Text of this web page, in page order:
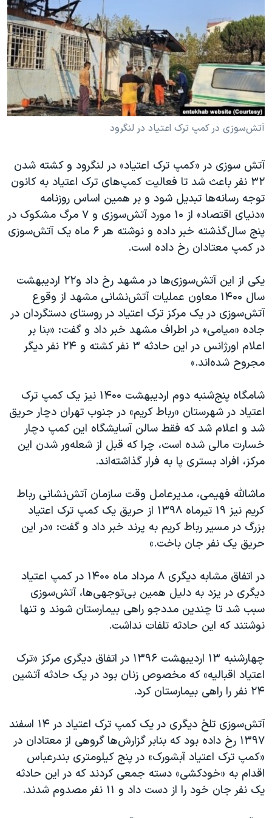
حقوق شهروندی
اقتصادی
علم و فناوری
اسرائیل در جنگ
انتخابات ریاست جمهوری آمریکا ۲۰۲۴
حمله جمهوری اسلامی به اسرائیل
رمز مهسا
ورزش زنان در ایران
تریبونال مردمی آبان ۹۸
دادگاه حمید نوری
چهل سال گروگان‌گیری
قانون شفافیت دارائی کادر رهبری ایران
اعتراضات مردمی آبان ۹۸
اسرائیل در جنگ
نرگس محمدی برنده جایزه نوبل صلح
همایش محافظه‌کاران آمریکا «سی‌پک»
صفحه‌های ویژه
سفر پرزیدنت ترامپ به چین
زبانهای مختلف
آتش‌سوزی در کمپ ترک اعتیاد در لنگرود
آتش سوزی در «کمپ ترک اعتیاد» در لنگرود و کشته شدن
۳۲ نفر باعث شد تا فعالیت کمپ‌های ترک اعتیاد به کانون
توجه رسانه‌ها تبدیل شود و بر همین اساس روزنامه
«دنیای اقتصاد» از ۱۰ مورد آتش‌سوزی و ۷ مرگ مشکوک در
پنج ‌سال‌گذشته خبر داده و نوشته هر ۶ ماه یک آتش‌سوزی
در کمپ معتادان رخ داده است.
یکی از این آتش‌سوزی‌ها در مشهد رخ داد و۲۲ اردیبهشت
سال ۱۴۰۰ معاون عملیات آتش‌نشانی مشهد از وقوع
آتش‌سوزی در یک مرکز ترک اعتیاد در روستای دستگردان در
جاده «میامی» در اطراف مشهد خبر داد و گفت: «بنا بر
اعلام اورژانس در این حادثه ۳ نفر کشته و ۲۴ نفر دیگر
مجروح شده‌اند.»
شامگاه پنج‌شنبه دوم اردیبهشت ۱۴۰۰ نیز یک کمپ ترک
اعتیاد در شهرستان «رباط‌ کریم» در جنوب تهران دچار حریق
شد و اعلام شد که فقط سالن آسایشگاه این کمپ دچار
خسارت مالی شده است، چرا که قبل از شعله‌ور شدن این
مرکز، افراد بستری پا به فرار گذاشته‌اند.
ماشالله فهیمی، مدیرعامل وقت سازمان آتش‌نشانی رباط‌
کریم نیز ۱۹ تیرماه ۱۳۹۸ از حریق یک کمپ ترک اعتیاد
بزرگ در مسیر رباط‌ کریم به پرند خبر داد و گفت: «در این
حریق یک نفر جان باخت.»
در اتفاق مشابه دیگری ۸ مرداد ماه ۱۴۰۰ در کمپ اعتیاد
دیگری در یزد به دلیل همین بی‌توجهی‌ها، آتش‌سوزی
سبب شد تا چندین مددجو راهی بیمارستان شوند و تنها
نوشتند که این حادثه تلفات نداشت.
چهارشنبه ۱۳ اردیبهشت ۱۳۹۶ در اتفاق دیگری مرکز «ترک
اعتیاد اقبالیه» که مخصوص زنان بود در یک حادثه آتشین
۲۴ نفر را راهی بیمارستان کرد.
آتش‌سوزی تلخ دیگری در یک کمپ ترک اعتیاد در ۱۴ اسفند
۱۳۹۷ رخ داده بود که بنابر گزارش‌ها گروهی از معتادان در
«کمپ ترک اعتیاد آبشورک» در پنج کیلومتری بندرعباس
اقدام به «خودکشی» دسته جمعی کردند که در این حادثه
یک نفر جان خود را از دست داد و ۱۱ نفر مصدوم شدند.